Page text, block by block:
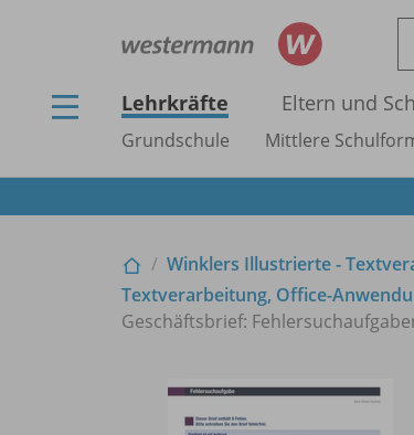
Lehrkräfte Eltern und
Grundschule Mittlere
Winklers Illustrierte -
Textverarbeitung, Office-
Geschäftsbrief: